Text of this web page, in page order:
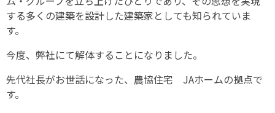
する多くの建築を設計した建築家としても知られていま
す。
今度、弊社にて解体することになりました。
先代社長がお世話になった、農協住宅 JAホームの拠点で
す。